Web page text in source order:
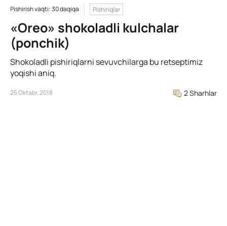
Pishirish vaqti: 30 daqiqa Pishiriqlar
«Oreo» shokoladli kulchalar
(ponchik)
Shokoladli pishiriqlarni sevuvchilarga bu retseptimiz
yoqishi aniq.
25 Oktabr, 2018 2 Sharhlar